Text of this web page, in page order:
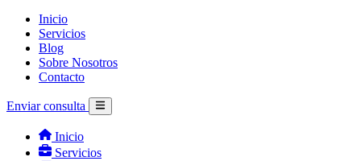
Inicio
Servicios
Blog
Sobre Nosotros
Contacto
Enviar consulta
Inicio
Servicios